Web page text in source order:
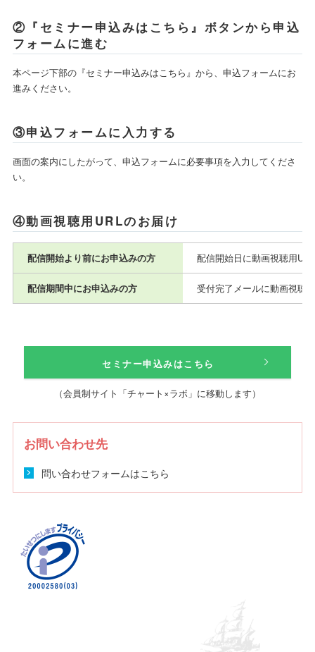
②『セミナー申込みはこちら』ボタンから申込
フォームに進む
本ページ下部の『セミナー申込みはこちら』から、申込フォームにお
進みください。
③申込フォームに入力する
画面の案内にしたがって、申込フォームに必要事項を入力してくださ
い。
④動画視聴用URLのお届け
配信開始より前にお申込みの方 配信開始日に動画視聴用
配信期間中にお申込みの方 受付完了メールに動画視聴
セミナー申込みはこちら
（会員制サイト「チャート×ラボ」に移動します）
お問い合わせ先
問い合わせフォームはこちら